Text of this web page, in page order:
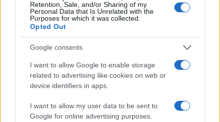
Retention, Sale, and/or Sharing of my
Personal Data that Is Unrelated with the
Purposes for which it was collected.
Opted Out
Google consents
I want to allow Google to enable storage
related to advertising like cookies on web or
device identifiers in apps.
I want to allow my user data to be sent to
Google for online advertising purposes.
2000 /2000
Υποβολή σχολίου
. Το site προστατεύεται από reCAPTCHA, ισχύουν
Διεθνή